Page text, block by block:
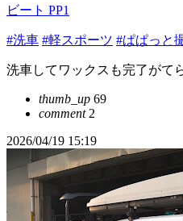
ビート PP1
#洗車 #軽スポーツ #ぱぱっと
洗車してワックスも完了がて
thumb_up 69
comment2
2026/04/19 15:19